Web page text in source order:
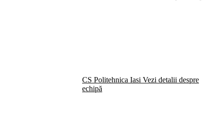
CS Politehnica Iasi Vezi detalii despre
echipă